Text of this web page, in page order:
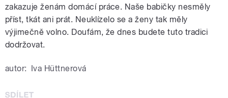
zakazuje ženám domácí práce. Naše babičky nesměly
příst, tkát ani prát. Neuklízelo se a ženy tak měly
výjimečně volno. Doufám, že dnes budete tuto tradici
dodržovat.
autor: Iva Hüttnerová